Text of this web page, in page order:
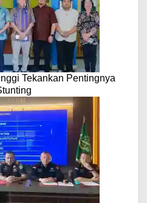
Tekankan Pentingnya